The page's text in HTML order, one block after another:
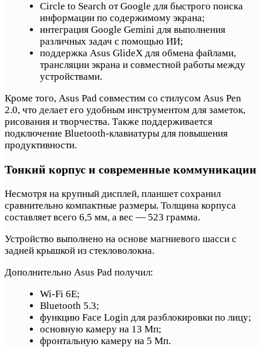
Circle to Search от Google для быстрого поиска
информации по содержимому экрана;
интеграция Google Gemini для выполнения
различных задач с помощью ИИ;
поддержка Asus GlideX для обмена файлами,
трансляции экрана и совместной работы между
устройствами.
Кроме того, Asus Pad совместим со стилусом Asus Pen
2.0, что делает его удобным инструментом для заметок,
рисования и творчества. Также поддерживается
подключение Bluetooth-клавиатуры для повышения
продуктивности.
Тонкий корпус и современные коммуникации
Несмотря на крупный дисплей, планшет сохранил
сравнительно компактные размеры. Толщина корпуса
составляет всего 6,5 мм, а вес — 523 грамма.
Устройство выполнено на основе магниевого шасси с
задней крышкой из стекловолокна.
Дополнительно Asus Pad получил:
Wi-Fi 6E;
Bluetooth 5.3;
функцию Face Login для разблокировки по лицу;
основную камеру на 13 Мп;
фронтальную камеру на 5 Мп.